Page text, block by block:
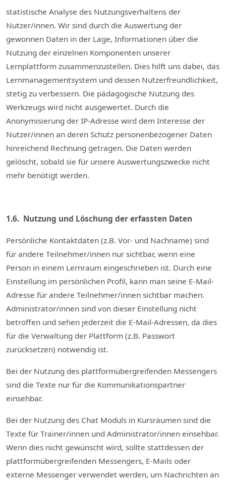
statistische Analyse des Nutzungsverhaltens der
Nutzer/innen. Wir sind durch die Auswertung der
gewonnen Daten in der Lage, Informationen über die
Nutzung der einzelnen Komponenten unserer
Lernplattform zusammenzustellen. Dies hilft uns dabei, das
Lernmanagementsystem und dessen Nutzerfreundlichkeit,
stetig zu verbessern. Die pädagogische Nutzung des
Werkzeugs wird nicht ausgewertet. Durch die
Anonymisierung der IP-Adresse wird dem Interesse der
Nutzer/innen an deren Schutz personenbezogener Daten
hinreichend Rechnung getragen. Die Daten werden
gelöscht, sobald sie für unsere Auswertungszwecke nicht
mehr benötigt werden.
1.6. Nutzung und Löschung der erfassten Daten
Persönliche Kontaktdaten (z.B. Vor- und Nachname) sind
für andere Teilnehmer/innen nur sichtbar, wenn eine
Person in einem Lernraum eingeschrieben ist. Durch eine
Einstellung im persönlichen Profil, kann man seine E-Mail-
Adresse für andere Teilnehmer/innen sichtbar machen.
Administrator/innen sind von dieser Einstellung nicht
betroffen und sehen jederzeit die E-Mail-Adressen, da dies
für die Verwaltung der Plattform (z.B. Passwort
zurücksetzen) notwendig ist.
Bei der Nutzung des plattformübergreifenden Messengers
sind die Texte nur für die Kommunikationspartner
einsehbar.
Bei der Nutzung des Chat Moduls in Kursräumen sind die
Texte für Trainer/innen und Administrator/innen einsehbar.
Wenn dies nicht gewünscht wird, sollte stattdessen der
plattformübergreifenden Messengers, E-Mails oder
externe Messenger verwendet werden, um Nachrichten an